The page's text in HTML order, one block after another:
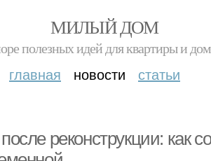
МИЛЫЙ ДОМ
полезных идей для квартиры и
главная новости статьи
реконструкции: как